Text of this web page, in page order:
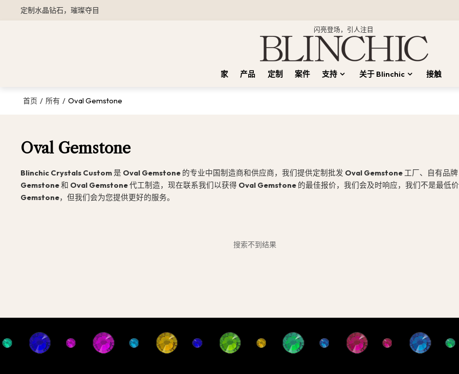
定制水晶钻石，璀璨夺目
闪亮登场，引人注目
家 产品 定制 案件 支持 关于 Blinchic 接触
首页 / 所有 / Oval Gemstone
Oval Gemstone
Blinchic Crystals Custom是 Oval Gemstone 的专业中国制造商和供应商，我们提供定制批发 Oval Gemstone 工厂、自有品牌
Gemstone和 Oval Gemstone代工制造，现在联系我们以获得 Oval Gemstone 的最佳报价，我们会及时响应，我们不是最低价
Gemstone，但我们会为您提供更好的服务。
搜索不到结果